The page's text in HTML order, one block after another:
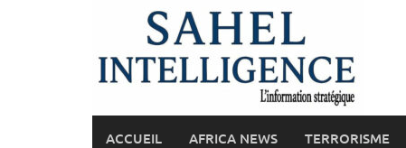
ACCUEIL AFRICA NEWS TERRORISME